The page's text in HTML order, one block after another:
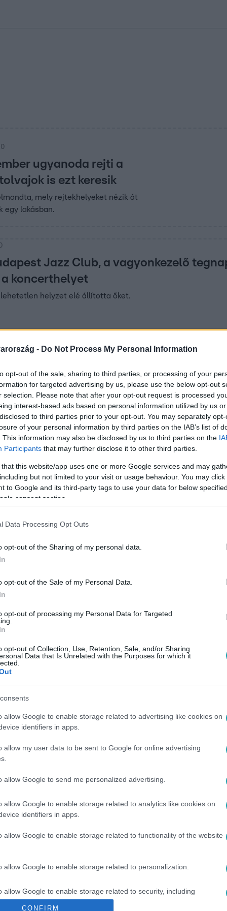
- Do Not Process My Personal Information
opt-out of the sale, sharing to third parties, or processing of your
for targeted advertising by us, please use the below opt-out
selection. Please note that after your opt-out request is processed
interest-based ads based on personal information utilized by us
to third parties prior to your opt-out. You may separately
of your personal information by third parties on the IAB’s list of
This information may also be disclosed by us to third parties on the
Participants that may further disclose it to other third parties.
that this website/app uses one or more Google services and may
but not limited to your visit or usage behaviour. You may
to Google and its third-party tags to use your data for below
consent section.
Data Processing Opt Outs
opt-out of the Sharing of my personal data.
opt-out of the Sale of my Personal Data.
opt-out of processing my Personal Data for Targeted
opt-out of Collection, Use, Retention, Sale, and/or Sharing
Data that Is Unrelated with the Purposes for which it
allow Google to enable storage related to advertising like cookies on
identifiers in apps.
allow my user data to be sent to Google for online advertising
allow Google to send me personalized advertising.
allow Google to enable storage related to analytics like cookies on
identifiers in apps.
allow Google to enable storage related to functionality of the website
allow Google to enable storage related to personalization.
allow Google to enable storage related to security, including
functionality and fraud prevention, and other user protection.
CONFIRM
ugyanoda rejti a
is ezt keresik
mely rejtekhelyeket nézik át
egy lakásban.
Jazz Club, a vagyonkezelő
koncerthelyet
helyzet elé állította őket.
be a dolgozókat egy indiai IT cég
munkaidőben
cég nyilvánosan kért bocsánatot.
50 százalék tulajdonrészt a
Gergő a SafeBeBaggel érkeztek a Cápákhoz, akiknek
táskájuk alapanyagát, az ingyen megkapja cégük felét. A
zsenialitásától a vállalkozó –
olyan találmánnyal állt a Cápák elé, amivel úgy érzi,
eredményt elérni, mint amit a biciklik nyeregcsövébe
csúnyán lebukott: a nyakában
tervet eszelt ki annak érdekében, hogy kevesebb
fém mellett egy megdöbbentő ereklye is előkerült az
titkos ajtót találnak a Hotel
munkák elvégzése közben Tamás és Feri bá egy rejtélyes
epizódjából 21:10-kor az RTL Klubon!
szó a közbiztonság